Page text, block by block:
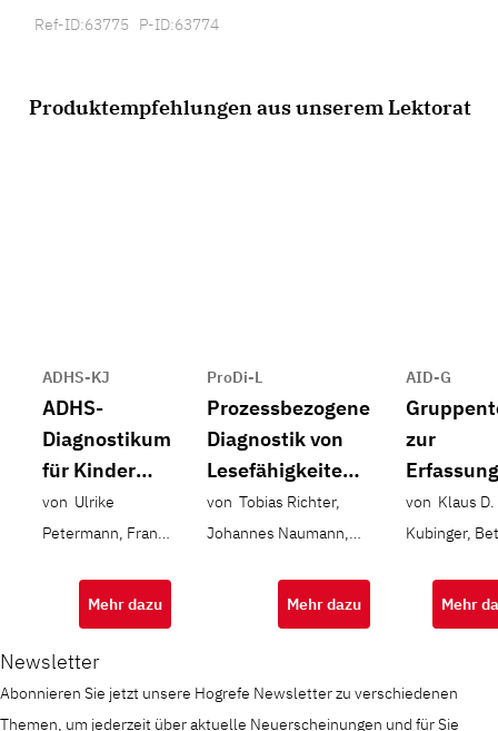
Ref-ID:63775 P-ID:63774
Produktempfehlungen aus unserem Lektorat
ADHS-KJ
ADHS-
Diagnostikum
für Kinder
und
Jugendliche
von Ulrike
Petermann, Franz
Mehr dazu
ProDi-L
Prozessbezogene
Diagnostik von
Lesefähigkeiten
im
Grundschulalter
von Tobias Richter,
Johannes Naumann,
Yvonne Neeb, Julia
Mehr dazu
AID-G
zur
Erfassung
der
des AID
von Klaus D.
Kubinger,
Mehr
Newsletter
Abonnieren Sie jetzt unsere Hogrefe Newsletter zu verschiedenen
Themen, um jederzeit über aktuelle Neuerscheinungen und für Sie